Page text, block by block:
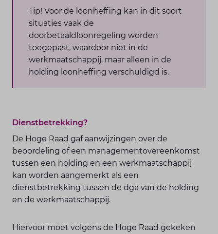
Tip! Voor de loonheffing kan in dit soort
situaties vaak de
doorbetaaldloonregeling worden
toegepast, waardoor niet in de
werkmaatschappij, maar alleen in de
holding loonheffing verschuldigd is.
Dienstbetrekking?
De Hoge Raad gaf aanwijzingen over de
beoordeling of een managementovereenkomst
tussen een holding en een werkmaatschappij
kan worden aangemerkt als een
dienstbetrekking tussen de dga van de holding
en de werkmaatschappij.
Hiervoor moet volgens de Hoge Raad gekeken